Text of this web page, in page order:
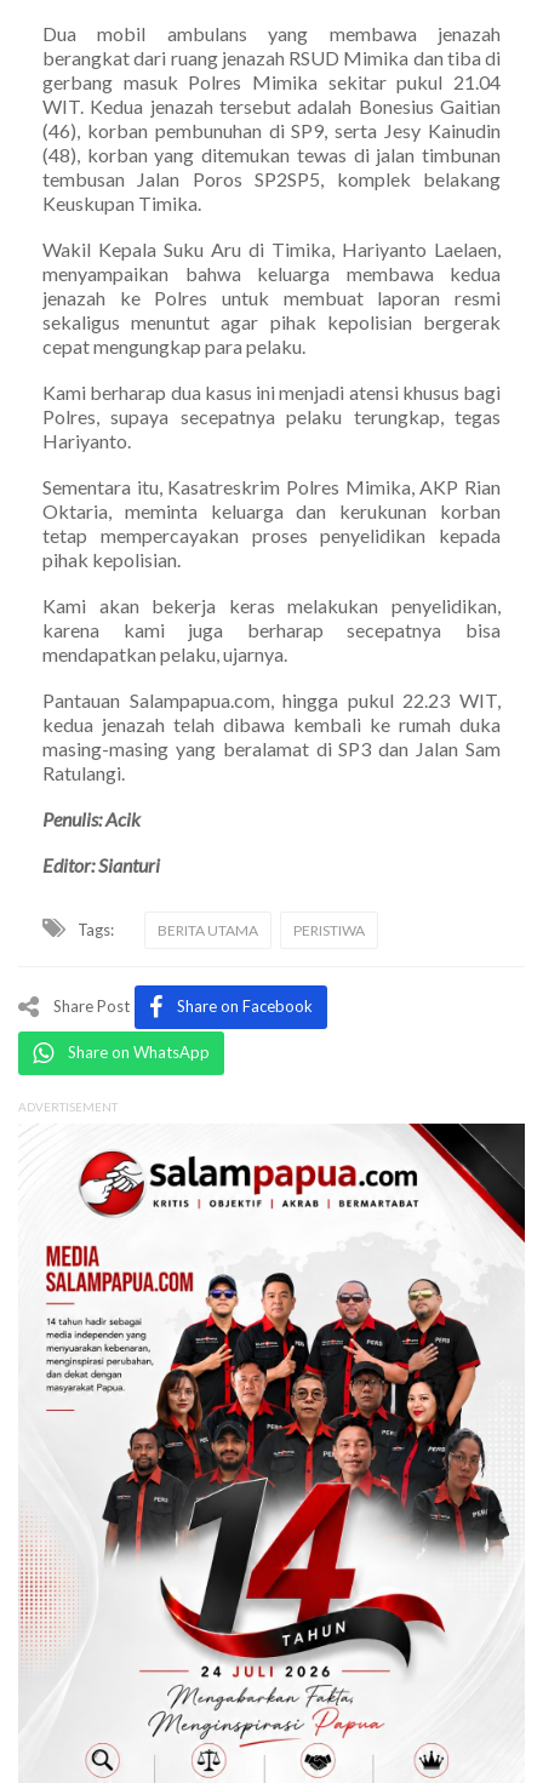
Dua mobil ambulans yang membawa jenazah
berangkat dari ruang jenazah RSUD Mimika dan tiba di
gerbang masuk Polres Mimika sekitar pukul 21.04
WIT. Kedua jenazah tersebut adalah Bonesius Gaitian
(46), korban pembunuhan di SP9, serta Jesy Kainudin
(48), korban yang ditemukan tewas di jalan timbunan
tembusan Jalan Poros SP2SP5, komplek belakang
Keuskupan Timika.
Wakil Kepala Suku Aru di Timika, Hariyanto Laelaen,
menyampaikan bahwa keluarga membawa kedua
jenazah ke Polres untuk membuat laporan resmi
sekaligus menuntut agar pihak kepolisian bergerak
cepat mengungkap para pelaku.
Kami berharap dua kasus ini menjadi atensi khusus bagi
Polres, supaya secepatnya pelaku terungkap, tegas
Hariyanto.
Sementara itu, Kasatreskrim Polres Mimika, AKP Rian
Oktaria, meminta keluarga dan kerukunan korban
tetap mempercayakan proses penyelidikan kepada
pihak kepolisian.
Kami akan bekerja keras melakukan penyelidikan,
karena kami juga berharap secepatnya bisa
mendapatkan pelaku, ujarnya.
Pantauan Salampapua.com, hingga pukul 22.23 WIT,
kedua jenazah telah dibawa kembali ke rumah duka
masing-masing yang beralamat di SP3 dan Jalan Sam
Ratulangi.
Penulis: Acik
Editor: Sianturi
Tags: BERITA UTAMA PERISTIWA
Share Post Share on Facebook
Share on WhatsApp
ADVERTISEMENT